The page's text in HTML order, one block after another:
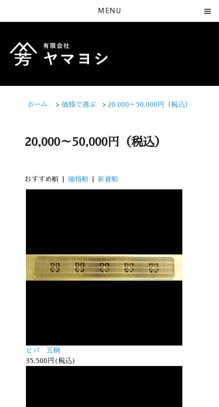
MENU
ホーム > 価格で選ぶ > 20,000～50,000円（税込）
20,000～50,000円（税込）
おすすめ順 | 価格順 新着順
ヒバ 五桐
35,500円(税込)